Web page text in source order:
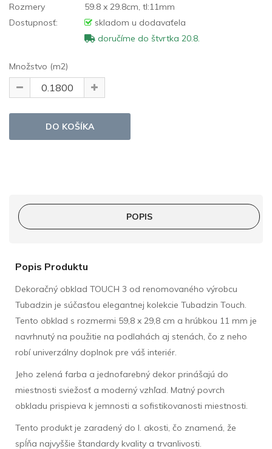
Rozmery
59.8 x 29.8cm, tl:11mm
Dostupnosť:
skladom u dodavaťela
doručíme do štvrtka 20.8.
Množstvo (m2)
POPIS
Popis Produktu
Dekoračný obklad TOUCH 3 od renomovaného výrobcu
Tubadzin je súčasťou elegantnej kolekcie Tubadzin Touch.
Tento obklad s rozmermi 59,8 x 29,8 cm a hrúbkou 11 mm je
navrhnutý na použitie na podlahách aj stenách, čo z neho
robí univerzálny doplnok pre váš interiér.
Jeho zelená farba a jednofarebný dekor prinášajú do
miestnosti sviežosť a moderný vzhľad. Matný povrch
obkladu prispieva k jemnosti a sofistikovanosti miestnosti.
Tento produkt je zaradený do I. akosti, čo znamená, že
spĺňa najvyššie štandardy kvality a trvanlivosti.